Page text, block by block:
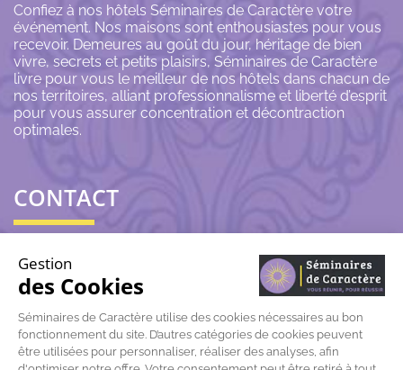
Confiez à nos hôtels Séminaires de Caractère votre
événement. Nos maisons sont enthousiastes pour vous
recevoir. Demeures au goût du jour, héritage de bien
vivre, secrets et petits plaisirs, Séminaires de Caractère
livre pour vous le meilleur de nos hôtels dans chacun de
nos territoires, alliant professionnalisme et liberté d’esprit
pour vous assurer concentration et décontraction
optimales.
CONTACT
06 43 69 79 72
contact@seminairesdecaractere.fr
197 Rue Léon Arnoux
84120 Pertuis
Gestion
des Cookies
Séminaires de Caractère utilise des cookies nécessaires au bon
fonctionnement du site. D’autres catégories de cookies peuvent
être utilisées pour personnaliser, réaliser des analyses, afin